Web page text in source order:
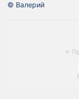
© Валерий
←